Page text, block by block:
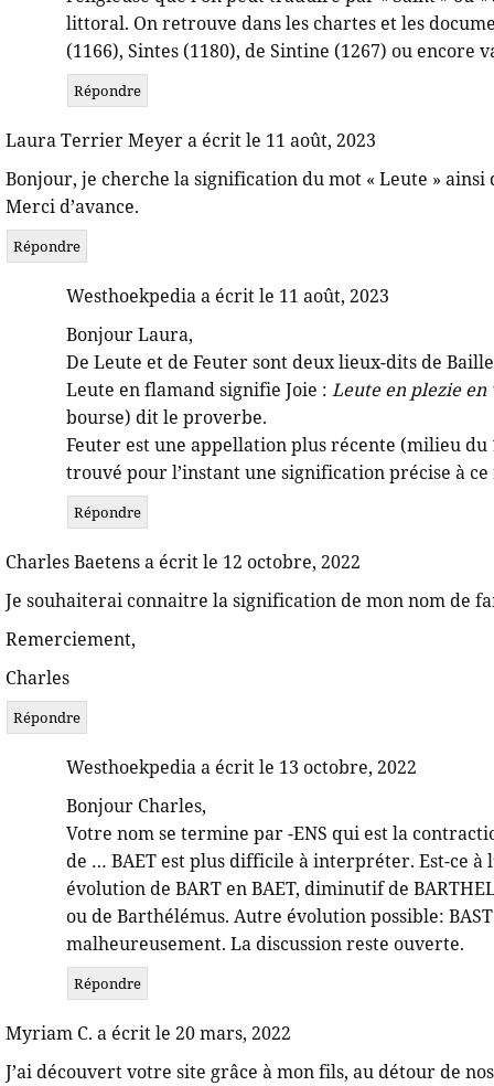
littoral. On retrouve dans les chartes et les
(1166), Sintes (1180), de Sintine (1267) ou encore
Répondre
Laura Terrier Meyer a écrit le 11 août, 2023
Bonjour, je cherche la signification du mot « Leute » ainsi
Merci d’avance.
Répondre
Westhoekpedia a écrit le 11 août, 2023
Bonjour Laura,
De Leute et de Feuter sont deux lieux-dits de
Leute en flamand signifie Joie : Leute en plezie en
bourse) dit le proverbe.
Feuter est une appellation plus récente (milieu du
trouvé pour l’instant une signification précise à
Répondre
Charles Baetens a écrit le 12 octobre, 2022
Je souhaiterai connaitre la signification de mon nom de
Remerciement,
Charles
Répondre
Westhoekpedia a écrit le 13 octobre, 2022
Bonjour Charles,
Votre nom se termine par -ENS qui est la
de … BAET est plus difficile à interpréter. Est-ce à
évolution de BART en BAET, diminutif de
ou de Barthélémus. Autre évolution possible:
malheureusement. La discussion reste ouverte.
Répondre
Myriam C. a écrit le 20 mars, 2022
J’ai découvert votre site grâce à mon fils, au détour de